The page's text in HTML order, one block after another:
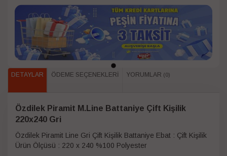
DETAYLAR ÖDEME SEÇENEKLERI YORUMLAR (0)
Özdilek Piramit M.Line Battaniye Çift Kişilik
220x240 Gri
Özdilek Piramit Line Gri Çift Kişilik Battaniye Ebat : Çift Kişilik
Ürün Ölçüsü : 220 x 240 %100 Polyester